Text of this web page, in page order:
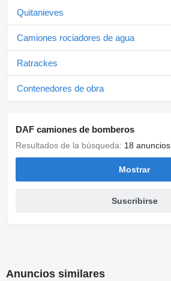
Quitanieves
Camiones rociadores de agua
Ratrackes
Contenedores de obra
DAF camiones de bomberos
Resultados de la búsqueda: 18 anuncios
Mostrar
Suscribirse
Anuncios similares